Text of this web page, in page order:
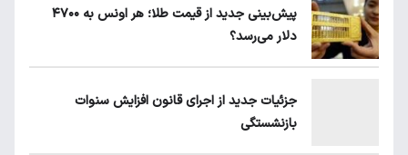
پیش‌بینی جدید از قیمت طلا؛ هر اونس به ۴۷۰۰
دلار می‌رسد؟
جزئیات جدید از اجرای قانون افزایش سنوات
بازنشستگی